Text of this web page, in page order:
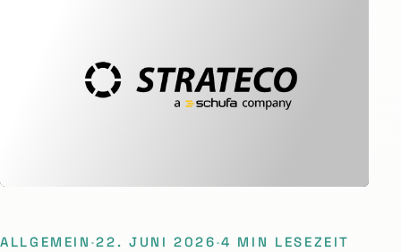
ALLGEMEIN ·22. JUNI 2026·4 MIN LESEZEIT